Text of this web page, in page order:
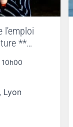
l'emploi
**
DE
10h00
, Lyon